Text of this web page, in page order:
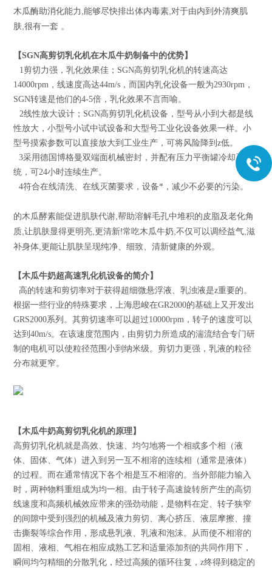
木瓜酶助消化能力 ,能够尽快排出体内毒素 对于由内到外清爽肌
肤 ,很有一套 。
【SGN高剪切乳化机在木瓜牛奶制备中的优势】
1剪切力强，乳化效果佳；SGN高剪切乳化机的转速高达
14000rpm，线速度高达44m/s，而国内乳化设备一般为2930rpm，
SGN转速是他们的4-5倍，乳化效果不言而喻。
2线性放大设计；SGN高剪切乳化机设备，型号从小到大都是线
性放大，小型号小试中试设备和大型号工业化设备效果一样。小
型号摸索参数可以直接放大到工业生产，可将风险降到z低。
3采用德国博格曼双端面机械密封，并配有压力平衡罐冷却系
统，可24小时连续生产。
4符合在线清洗、在线灭菌要求，设备*，减少不必要的污染。
的木瓜酵素能促进肌肤代谢 ,帮助溶解毛孔中堆积的皮脂及老化角
质 ,让肌肤显得更明亮 ,更清新!常吃木瓜牛奶 ,不仅可以调经益气 ,滋
补身体 ,更能让肌肤呈现纯净、细致、清新健康的外观。
【木瓜牛奶超高速乳化机设备的简介】
高的转速和剪切率对于获得超细微悬浮液、乳浊液是z重要的。
根据一些行业的特殊要求，上海思峻在GR2000的基础上又开发出
GRS2000系列。其剪切速率可以超过10000rpm，转子的速度可以
达到40m/s。在该速度范围内，由剪切力所造成的湍流结合专门研
制的电机可以使粒径范围小到纳米级。剪切力更强，乳液的粒径
分布就更窄。
【木瓜牛奶高剪切乳化机的原理】
高剪切乳化机就是高效、快速、均匀地将一个相或多个相（液
体、固体、气体）进入到另一互不相溶的连续相（通常是液体）
的过程。而在通常情况下各个相是互不相溶的。当外部能力输入
时，两种物料重组成为均一相。由于转子高速旋转所产生的高切
线速度和高频机械效应带来的强劲动能，是物料在定、转子狭窄
的间隙中受到强烈的机械及液力剪切、离心挤压、液层摩擦、撞
击撕裂等综合作用，形成悬乳液、乳液和泡沫。从而使不相溶的
固相、液相、气相在相应成熟工艺和适量添加剂的共同作用下，
瞬间均匀精细的分散乳化，经过高频的循环往复，z终得到稳定的